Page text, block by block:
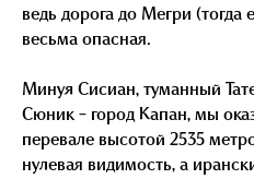
ведь дорога до Мегри
весьма опасная.
Минуя Сисиан, туманный
Сюник – город Капан, мы
перевале высотой 2535
нулевая видимость, а